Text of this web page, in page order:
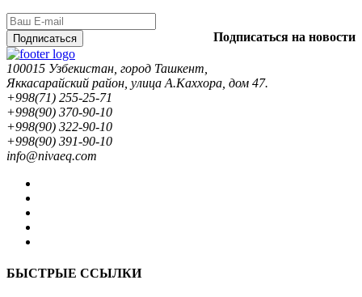
Подписаться на новости
Подписаться
100015 Узбекистан, город Ташкент,
Яккасарайский район, улица А.Каххора, дом 47.
+998(71) 255-25-71
+998(90) 370-90-10
+998(90) 322-90-10
+998(90) 391-90-10
info@nivaeq.com
БЫСТРЫЕ ССЫЛКИ